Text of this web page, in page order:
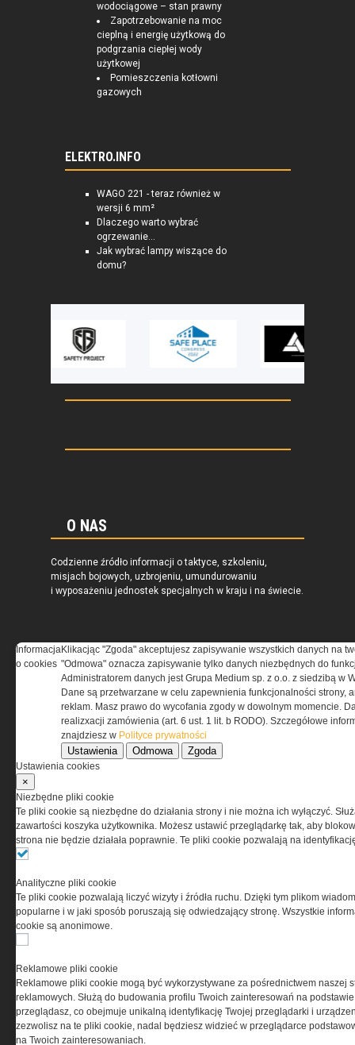
wodociągowe – stan prawny
Zapotrzebowanie na moc
cieplną i energię użytkową do
podgrzania ciepłej wody
użytkowej
Pomieszczenia kotłowni
gazowych
ELEKTRO.INFO
WAGO 221 - teraz również w
wersji 6 mm²
Dlaczego warto wybrać
ogrzewanie...
Jak wybrać lampy wiszące do
domu?
O NAS
Codzienne źródło informacji o taktyce, szkoleniu,
misjach bojowych, uzbrojeniu, umundurowaniu
i wyposażeniu jednostek specjalnych w kraju i na świecie.
REGULAMIN
Regulamin określa zasady korzystania z portalu
www.special-ops.pl
Korzystanie z portalu jest równoznaczne
przez Grupa MEDIUM Spółka z ograniczoną
odpowiedzialnością Spółka komandytowa, nr KRS:
0000537655, NIP 1132860378, REGON 146393437
(zwana dalej Grupa MEDIUM) w postaci Regulaminu.
Ta witryna wykorzystuje pliki cookies do przechowywania
informacji na Twoim komputerze. Pliki cookies stosujemy
w celu świadczenia usług na najwyższym poziomie,
w tym w sposób dostosowany do indywidualnych potrzeb.
Informacja
o cookies
Klikacjąc "Zgoda" akceptujesz zapisywanie wszystkich danych na
"Odmowa" oznacza zapisywanie tylko danych niezbędnych do
Administratorem danych jest Grupa Medium sp. z o.o. z siedzibą w
Dane są przetwarzane w celu zapewnienia funkcjonalności strony,
reklam. Masz prawo do wycofania zgody w dowolnym momencie.
realizxacji zamówienia (art. 6 ust. 1 lit. b RODO). Szczegółowe
znajdziesz w Polityce prywatności
Ustawienia Odmowa Zgoda
Ustawienia cookies
×
Niezbędne pliki cookie
Te pliki cookie są niezbędne do działania strony i nie można ich wyłączyć.
zawartości koszyka użytkownika. Możesz ustawić przeglądarkę tak, aby
strona nie będzie działała poprawnie. Te pliki cookie pozwalają na
Analityczne pliki cookie
Te pliki cookie pozwalają liczyć wizyty i źródła ruchu. Dzięki tym plikom
popularne i w jaki sposób poruszają się odwiedzający stronę. Wszystkie
cookie są anonimowe.
Reklamowe pliki cookie
Reklamowe pliki cookie mogą być wykorzystywane za pośrednictwem naszej
reklamowych. Służą do budowania profilu Twoich zainteresowań na
przeglądasz, co obejmuje unikalną identyfikację Twojej przeglądarki i
zezwolisz na te pliki cookie, nadal będziesz widzieć w przeglądarce
na Twoich zainteresowaniach.